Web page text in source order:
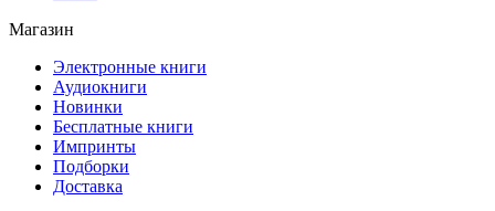
Магазин
Электронные книги
Аудиокниги
Новинки
Бесплатные книги
Импринты
Подборки
Доставка